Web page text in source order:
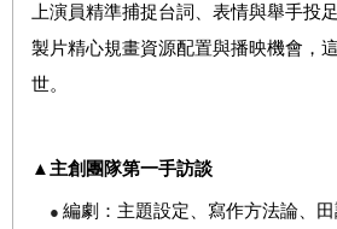
上演員精準捕捉台詞、表情與舉手投
製片精心規畫資源配置與播映機會，
世。
▲主創團隊第一手訪談
● 編劇：主題設定、寫作方法論、